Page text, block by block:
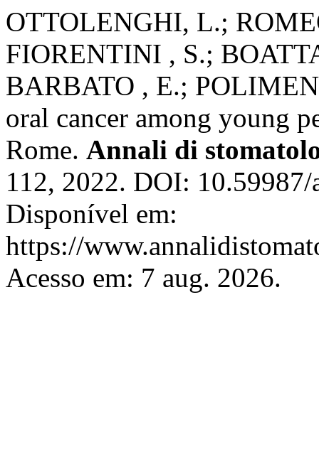
OTTOLENGHI, L.;
FIORENTINI , S.;
BARBATO , E.;
oral cancer among young
Rome. Annali di
112, 2022. DOI:
Disponível em:
https://
Acesso em: 7 aug. 2026.